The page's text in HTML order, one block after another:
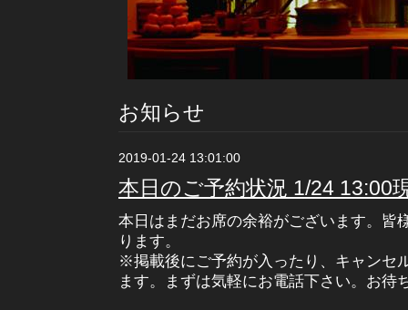
お知らせ
2019-01-24 13:01:00
本日のご予約状況 1/24 13:00
本日はまだお席の余裕がございます。皆
ります。
※掲載後にご予約が入ったり、キャンセ
ます。まずは気軽にお電話下さい。お待